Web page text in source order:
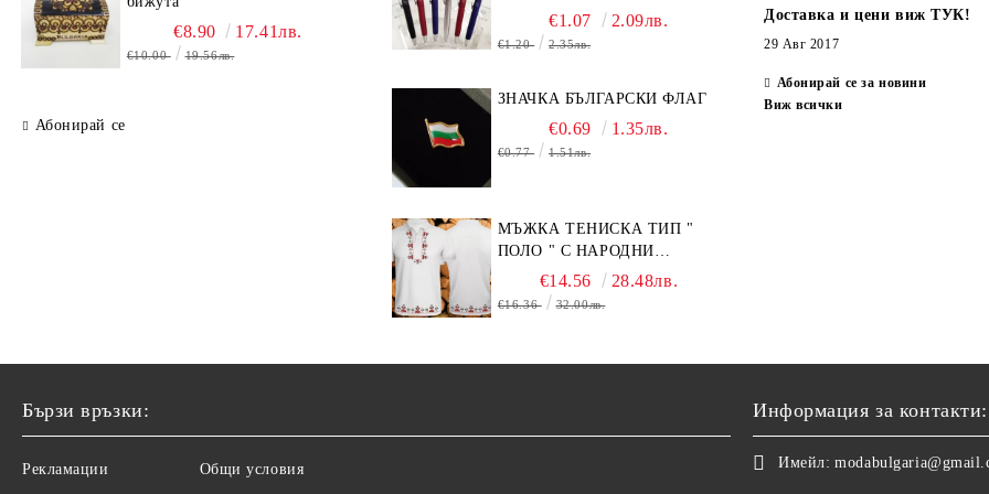
€8.90 17.41лв.
€10.00 19.56лв.
Абонирай се
€1.07 2.09лв.
€1.20 2.35лв.
ЗНАЧКА БЪЛГАРСКИ ФЛАГ
€0.69 1.35лв.
€0.77 1.51лв.
МЪЖКА ТЕНИСКА ТИП "
ПОЛО " С НАРОДНИ
МОТИВИ.€14.56 28.48лв.
€16.36 32.00лв.
Доставка и цени виж ТУК!
29 Авг 2017
Абонирай се за новини
Виж всички
Бързи връзки:
Рекламации Общи условия
Информация за контакти:
Имейл: